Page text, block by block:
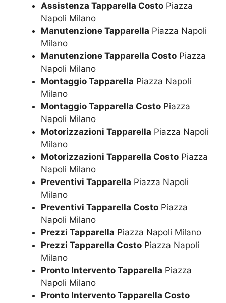
Assistenza Tapparella Costo Piazza
Napoli Milano
Manutenzione Tapparella Piazza Napoli
Milano
Manutenzione Tapparella Costo Piazza
Napoli Milano
Montaggio Tapparella Piazza Napoli
Milano
Montaggio Tapparella Costo Piazza
Napoli Milano
Motorizzazioni Tapparella Piazza Napoli
Milano
Motorizzazioni Tapparella Costo Piazza
Napoli Milano
Preventivi Tapparella Piazza Napoli
Milano
Preventivi Tapparella Costo Piazza
Napoli Milano
Prezzi Tapparella Piazza Napoli Milano
Prezzi Tapparella Costo Piazza Napoli
Milano
Pronto Intervento Tapparella Piazza
Napoli Milano
Pronto Intervento Tapparella Costo